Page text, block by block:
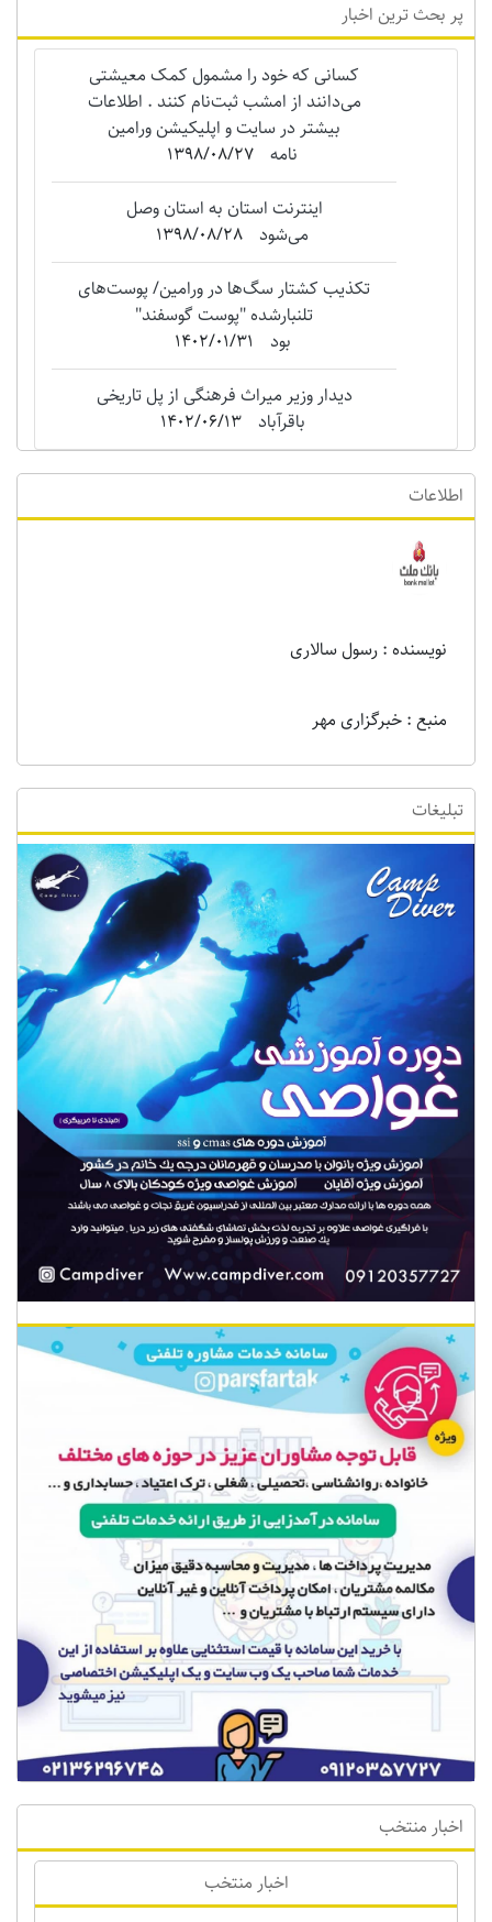
پر بحث ترین اخبار
کسانی که خود را مشمول کمک معیشتی
می‌دانند از امشب ثبت‌نام کنند . اطلاعات
بیشتر در سایت و اپلیکیشن ورامین
نامه 1398/08/27
اینترنت استان به استان وصل
می‌شود
1398/08/28
تکذیب کشتار سگ‌ها در ورامین/ پوست‌های
تلنبارشده "‌پوست گوسفند"
بود
1402/01/31
دیدار وزیر میراث فرهنگی از پل تاریخی
باقرآباد
1402/06/13
اطلاعات
نویسنده : رسول سالاری
منبع : خبرگزاری مهر
تبلیغات
اخبار منتخب
اخبار منتخب